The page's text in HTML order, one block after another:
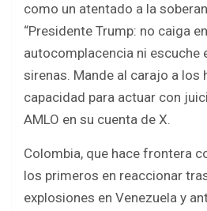
como un atentado a la
“Presidente Trump: no caiga
autocomplacencia ni escuche
sirenas. Mande al carajo a los
capacidad para actuar con
AMLO en su cuenta de X.
Colombia, que hace frontera
los primeros en reaccionar
explosiones en Venezuela y